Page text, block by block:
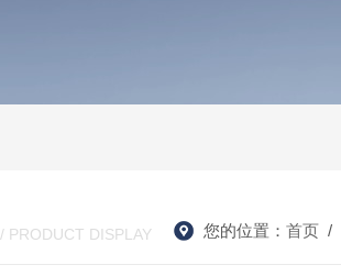
/ PRODUCT DISPLAY 您的位置： 首页/